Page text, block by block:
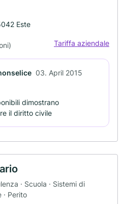
Este
Tariffa aziendale
03. April 2015
dimostrano
il diritto civile
· Scuola · Sistemi di
Perito